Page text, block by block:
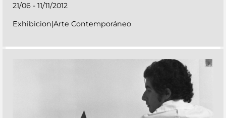
21/06 - 11/11/2012
Exhibicion|Arte Contemporáneo